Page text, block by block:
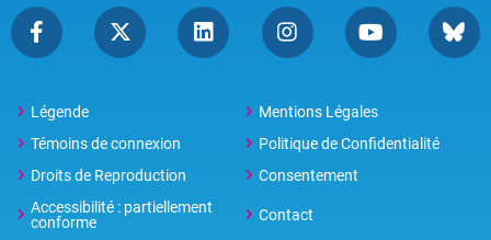
Légende
Mentions Légales
Témoins de connexion
Politique de Confidentialité
Droits de Reproduction
Consentement
Accessibilité : partiellement
conforme
Contact